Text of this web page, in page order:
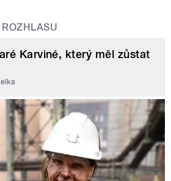
Karviné, který měl zůstat